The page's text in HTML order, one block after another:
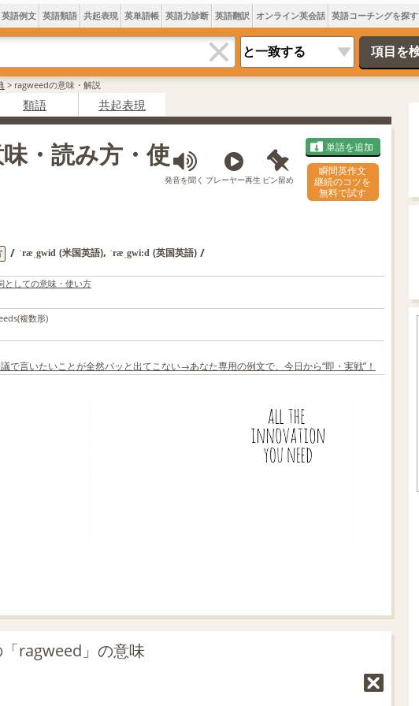
英語例文 英語類語 共起表現 英単語帳 英語力診断 英語翻訳 オンライン英会話 英語コーチングを探す
> ragweedの意味・解説
類語 共起表現
・読み方・使
発音を聞く プレーヤー再生 ピン留め
単語を追加
瞬間英作文
継続のコツを
無料で試す
/ ˈræˌgwid (米国英語), ˈræˌgwi:d (英国英語) /
としての意味・使い方
(複数形)
で言いたいことが全然パッと出てこない→あなた専用の例文で、今日から“即・実戦”！
ragweed」の意味